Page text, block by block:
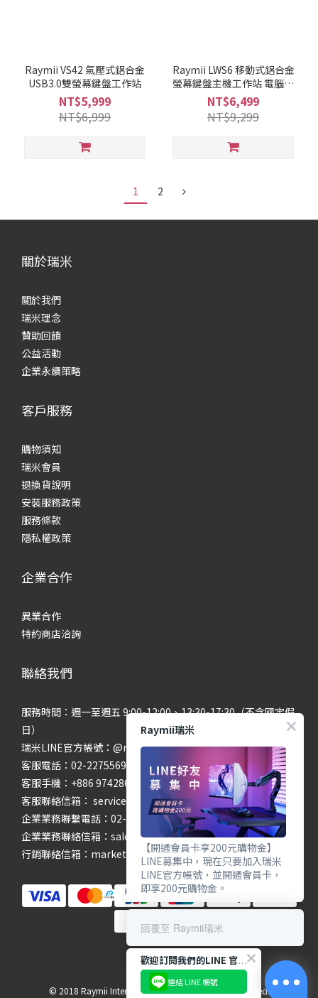
Raymii VS42 氣壓式鋁合金
USB3.0雙螢幕鍵盤工作站
NT$5,999
NT$6,999
Raymii LWS6 移動式鋁合金
螢幕鍵盤主機工作站 電腦工
作站推車
NT$6,499
NT$9,299
1 2
關於瑞米
關於我們
瑞米理念
贊助回饋
公益活動
企業永續策略
客戶服務
購物須知
瑞米會員
退換貨說明
安裝服務政策
服務條款
隱私權政策
企業合作
異業合作
特約商店洽詢
聯絡我們
服務時間：週一至週五 9:00-12:00、13:30-17:30（不含國定假
日）
瑞米LINE官方帳號：@raymii
客服電話：02-22755699 #201 #202
客服手機：+886 974286654
客服聯絡信箱： service@raymii.com
企業業務聯繫電話：02-22755699 #302
企業業務聯絡信箱：sales@raymii.com
行銷聯絡信箱：marketing@raymii.com
© 2018 Raymii International Limited. All Rights Reserved.
Raymii瑞米
【開通會員卡享200元購物金】
LINE募集中，現在只要加入瑞米
LINE官方帳號，並開通會員卡，
即享200元購物金。
回覆至 Raymii瑞米
歡迎訂閱我們的LINE 官方帳號
連結 LINE 帳號